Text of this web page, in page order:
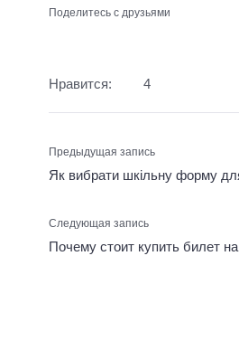
Поделитесь с друзьями
Нравится: 4
Предыдущая запись
Як вибрати шкільну форму
Следующая запись
Почему стоит купить билет